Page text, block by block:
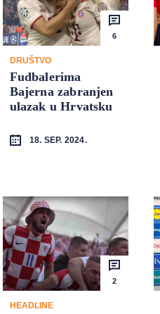
6
DRUŠTVO
Fudbalerima
Bajerna zabranjen
ulazak u Hrvatsku
18. SEP. 2024.
2
HEADLINE